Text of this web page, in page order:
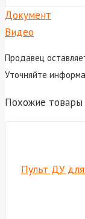
Документ
Видео
Продавец
Уточняйте
Похожие товары
Пульт ДУ